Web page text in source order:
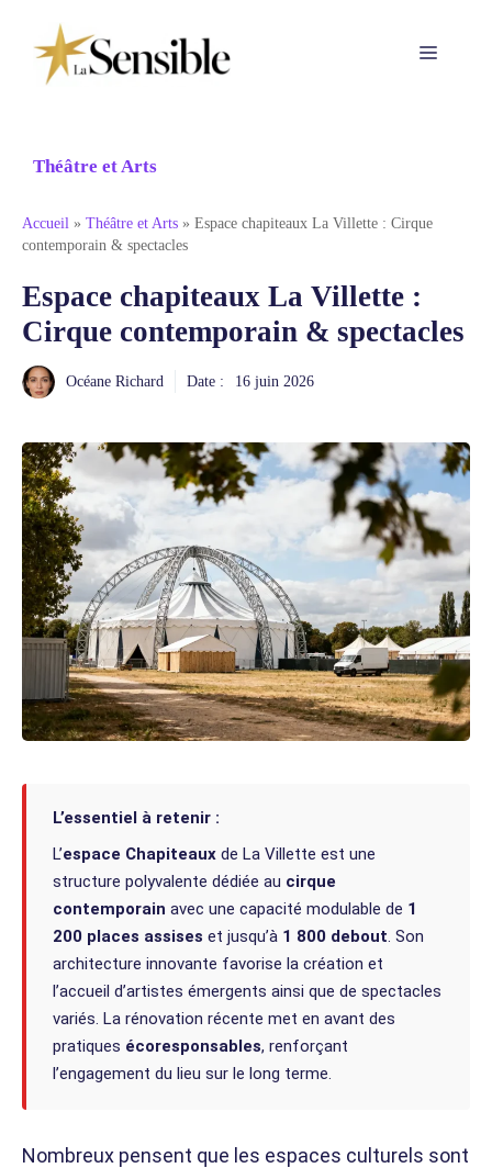
contenu
Menu
Théâtre et Arts
Accueil » Théâtre et Arts » Espace chapiteaux La Villette : Cirque
contemporain & spectacles
Espace chapiteaux La Villette :
Cirque contemporain & spectacles
Océane Richard Date : 16 juin 2026
L’essentiel à retenir :
L’espace Chapiteaux de La Villette est une
structure polyvalente dédiée au cirque
contemporain avec une capacité modulable de 1
200 places assises et jusqu’à 1 800 debout. Son
architecture innovante favorise la création et
l’accueil d’artistes émergents ainsi que de spectacles
variés. La rénovation récente met en avant des
pratiques écoresponsables, renforçant
l’engagement du lieu sur le long terme.
Nombreux pensent que les espaces culturels sont